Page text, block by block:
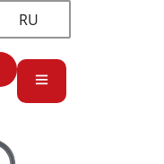
RU